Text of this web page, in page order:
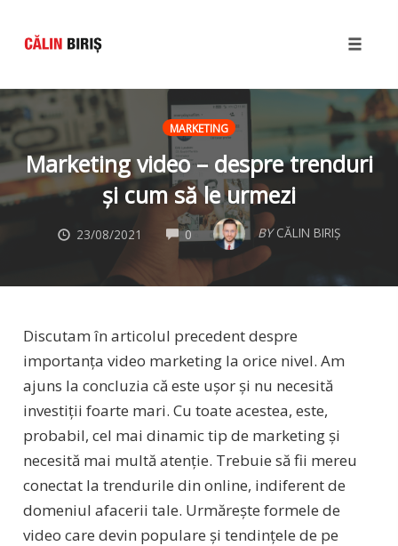
Skip
to
content
MARKETING
Marketing video – despre trenduri
și cum să le urmezi
23/08/2021 0 COMMENTS BY CĂLIN BIRIȘ
Discutam în articolul precedent despre
importanța video marketing la orice nivel. Am
ajuns la concluzia că este ușor și nu necesită
investiții foarte mari. Cu toate acestea, este,
probabil, cel mai dinamic tip de marketing și
necesită mai multă atenție. Trebuie să fii mereu
conectat la trendurile din online, indiferent de
domeniul afacerii tale. Urmărește formele de
video care devin populare și tendințele de pe